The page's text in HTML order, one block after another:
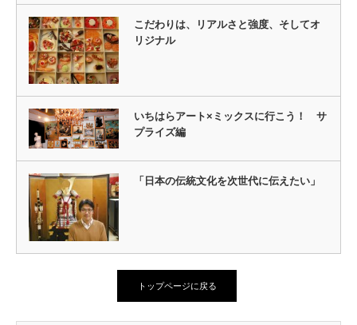
こだわりは、リアルさと強度、そしてオ
リジナル
いちはらアート×ミックスに行こう！ サ
プライズ編
「日本の伝統文化を次世代に伝えたい」
トップページに戻る